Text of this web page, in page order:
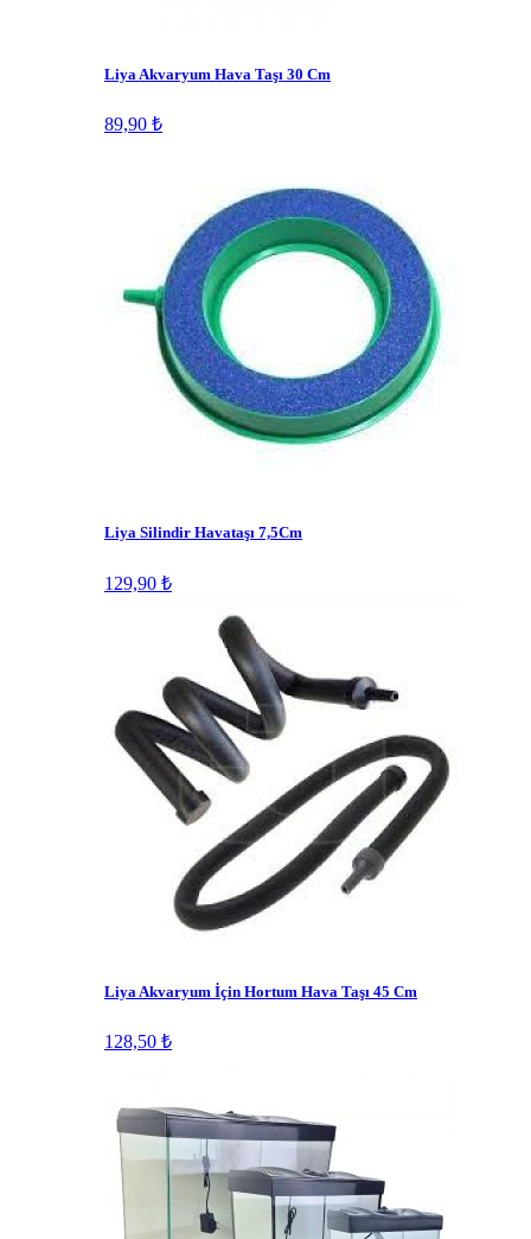
Liya Akvaryum Hava Taşı 30 Cm
89,90 ₺
Liya Silindir Havataşı 7,5Cm
129,90 ₺
Liya Akvaryum İçin Hortum Hava Taşı 45 Cm
128,50 ₺